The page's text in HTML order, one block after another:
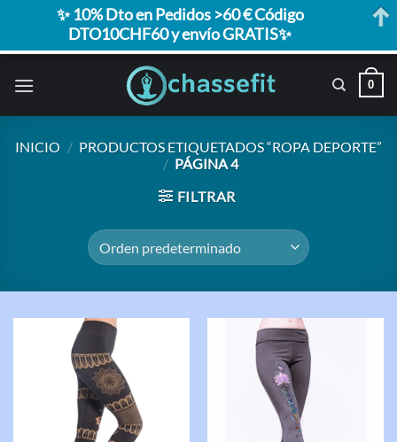
0
INICIO / PRODUCTOS ETIQUETADOS “ROPA DEPORTE”
/ PÁGINA 4
FILTRAR
✨ 10% Dto en Pedidos >60 € Código
DTO10CHF60 y envío GRATIS✨